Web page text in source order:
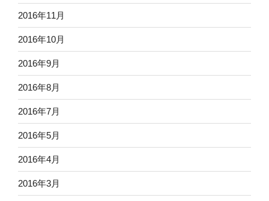
2016年11月
2016年10月
2016年9月
2016年8月
2016年7月
2016年5月
2016年4月
2016年3月